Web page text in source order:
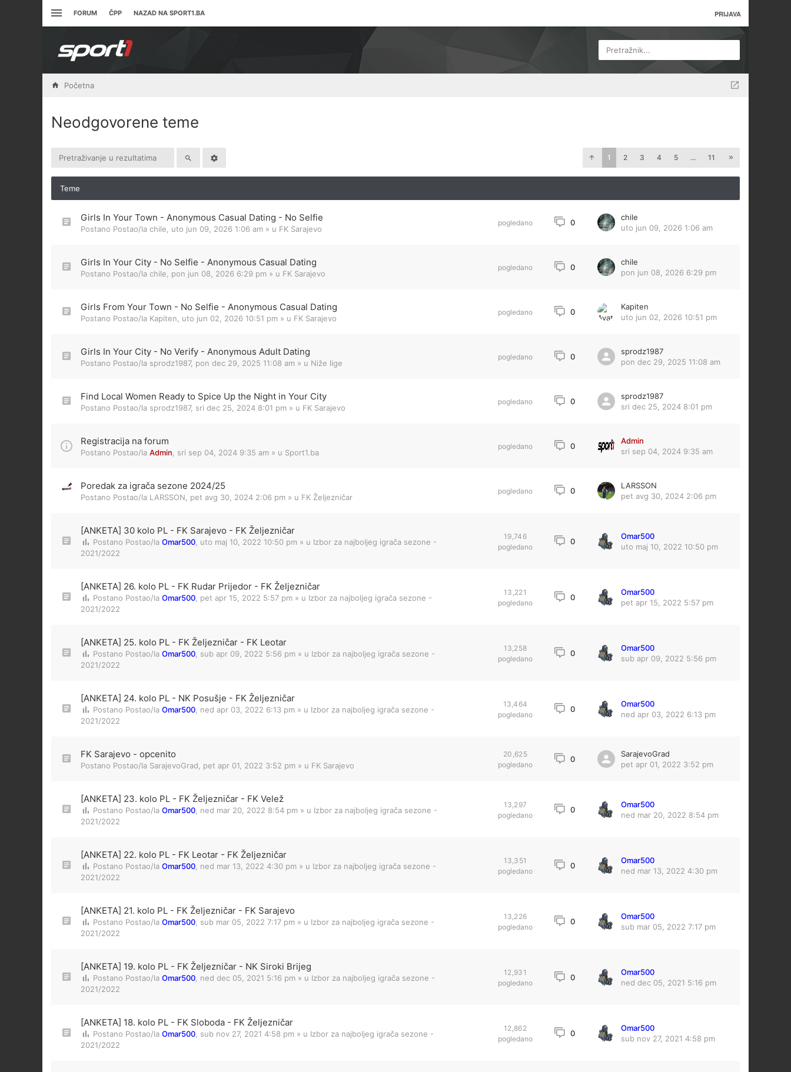
FORUM ČPP NAZAD NA SPORT1.BA PRIJAVA
Pretražnik...
Početna
Neodgovorene teme
1 2 3 4 5 ... 11
Teme
Girls In Your Town - Anonymous Casual Dating - No Selfie
Postano Postao/la chile uto jun 09, 2026 1:06 am » u FK Sarajevo
pogledano 0
chile
uto jun 09, 2026 1:06 am
Girls In Your City - No Selfie - Anonymous Casual Dating
Postano Postao/la chile pon jun 08, 2026 6:29 pm » u FK Sarajevo
pogledano 0
chile
pon jun 08, 2026 6:29 pm
Girls From Your Town - No Selfie - Anonymous Casual Dating
Postano Postao/la Kapiten uto jun 02, 2026 10:51 pm » u FK Sarajevo
pogledano 0
Kapiten
uto jun 02, 2026 10:51 pm
Girls In Your City - No Verify - Anonymous Adult Dating
Postano Postao/la sprodz1987, pon dec 29, 2025 11:08 am » u Niže lige
pogledano 0
sprodz1987
pon dec 29, 2025 11:08 am
Find Local Women Ready to Spice Up the Night in Your City
Postano Postao/la sprodz1987, sri dec 25, 2024 8:01 pm » u FK Sarajevo
pogledano 0
sprodz1987
sri dec 25, 2024 8:01 pm
Registracija na forum
Postano Postao/la Admin sri sep 04, 2024 9:35 am » u Sport1.ba
pogledano 0
Admin
sri sep 04, 2024 9:35 am
Poredak za igrača sezone 2024/25
Postano Postao/la LARSSON pet avg 30, 2024 2:06 pm » u FK Željezničar
pogledano 0
LARSSON
pet avg 30, 2024 2:06 pm
[ANKETA] 30 kolo PL - FK Sarajevo - FK Željezničar
Postano Postao/la Omar500 uto maj 10, 2022 10:50 pm » u Izbor za najboljeg igrača sezone -
2021/2022
19,746
pogledano
0
Omar500
uto maj 10, 2022 10:50 pm
[ANKETA] 26. kolo PL - FK Rudar Prijedor - FK Željezničar
Postano Postao/la Omar500 pet apr 15, 2022 5:57 pm » u Izbor za najboljeg igrača sezone -
2021/2022
13,221
pogledano
0
Omar500
pet apr 15, 2022 5:57 pm
[ANKETA] 25. kolo PL - FK Željezničar - FK Leotar
Postano Postao/la Omar500 sub apr 09, 2022 5:56 pm » u Izbor za najboljeg igrača sezone -
2021/2022
13,258
pogledano
0
Omar500
sub apr 09, 2022 5:56 pm
[ANKETA] 24. kolo PL - NK Posušje - FK Željezničar
Postano Postao/la Omar500 ned apr 03, 2022 6:13 pm » u Izbor za najboljeg igrača sezone -
2021/2022
13,464
pogledano
0
Omar500
ned apr 03, 2022 6:13 pm
FK Sarajevo - opcenito
Postano Postao/la SarajevoGrad pet apr 01, 2022 3:52 pm » u FK Sarajevo
20,625
pogledano
0
SarajevoGrad
pet apr 01, 2022 3:52 pm
[ANKETA] 23. kolo PL - FK Željezničar - FK Velež
Postano Postao/la Omar500 ned mar 20, 2022 8:54 pm » u Izbor za najboljeg igrača sezone -
2021/2022
13,297
pogledano
0
Omar500
ned mar 20, 2022 8:54 pm
[ANKETA] 22. kolo PL - FK Leotar - FK Željezničar
Postano Postao/la Omar500 ned mar 13, 2022 4:30 pm » u Izbor za najboljeg igrača sezone -
2021/2022
13,351
pogledano
0
Omar500
ned mar 13, 2022 4:30 pm
[ANKETA] 21. kolo PL - FK Željezničar - FK Sarajevo
Postano Postao/la Omar500 sub mar 05, 2022 7:17 pm » u Izbor za najboljeg igrača sezone -
2021/2022
13,226
pogledano
0
Omar500
sub mar 05, 2022 7:17 pm
[ANKETA] 19. kolo PL - FK Željezničar - NK Siroki Brijeg
Postano Postao/la Omar500 ned dec 05, 2021 5:16 pm » u Izbor za najboljeg igrača sezone -
2021/2022
12,931
pogledano
0
Omar500
ned dec 05, 2021 5:16 pm
[ANKETA] 18. kolo PL - FK Sloboda - FK Željezničar
Postano Postao/la Omar500 sub nov 27, 2021 4:58 pm » u Izbor za najboljeg igrača sezone -
2021/2022
12,862
pogledano
0
Omar500
sub nov 27, 2021 4:58 pm